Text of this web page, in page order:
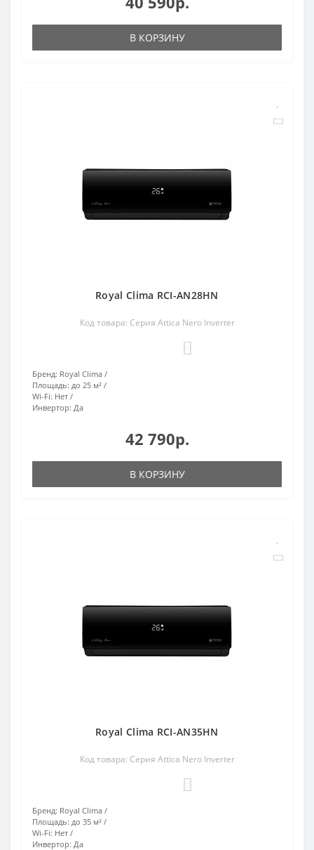
В КОРЗИНУ
Royal Clima RCI-AN28HN
Код товара: Серия Attica Nero Inverter
Бренд: Royal Clima
Площадь: до 25 м²
Wi-Fi: Нет
Инвертор: Да
42 790р.
В КОРЗИНУ
Royal Clima RCI-AN35HN
Код товара: Серия Attica Nero Inverter
Бренд: Royal Clima
Площадь: до 35 м²
Wi-Fi: Нет
Инвертор: Да